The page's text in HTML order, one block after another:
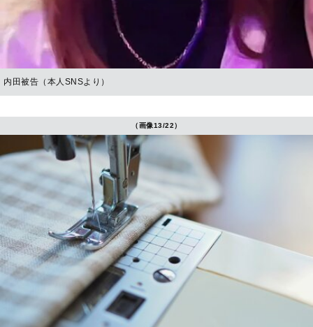
内田被告（本人SNSより）
（画像13/22）